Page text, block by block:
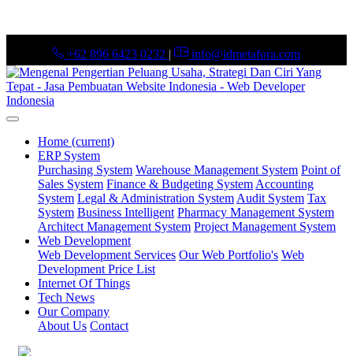
+62 896 6423 0232 | info@idmetafora.com
Home (current)
ERP System
Purchasing System Warehouse Management System Point of
Sales System Finance & Budgeting System Accounting
System Legal & Administration System Audit System Tax
System Business Intelligent Pharmacy Management System
Architect Management System Project Management System
Web Development
Web Development Services Our Web Portfolio's Web
Development Price List
Internet Of Things
Tech News
Our Company
About Us Contact